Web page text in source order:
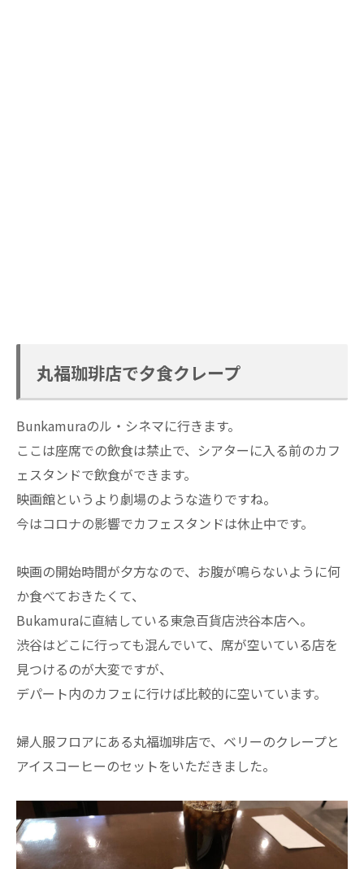
丸福珈琲店で夕食クレープ
Bunkamuraのル・シネマに行きます。
ここは座席での飲食は禁止で、シアターに入る前のカフ
ェスタンドで飲食ができます。
映画館というより劇場のような造りですね。
今はコロナの影響でカフェスタンドは休止中です。
映画の開始時間が夕方なので、お腹が鳴らないように何
か食べておきたくて、
Bukamuraに直結している東急百貨店渋谷本店へ。
渋谷はどこに行っても混んでいて、席が空いている店を
見つけるのが大変ですが、
デパート内のカフェに行けば比較的に空いています。
婦人服フロアにある丸福珈琲店で、ベリーのクレープと
アイスコーヒーのセットをいただきました。